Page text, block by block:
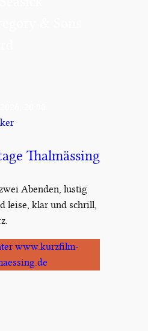
Thalmässing
Abenden, lustig
leise, klar und schrill,
www.kurzfilm-